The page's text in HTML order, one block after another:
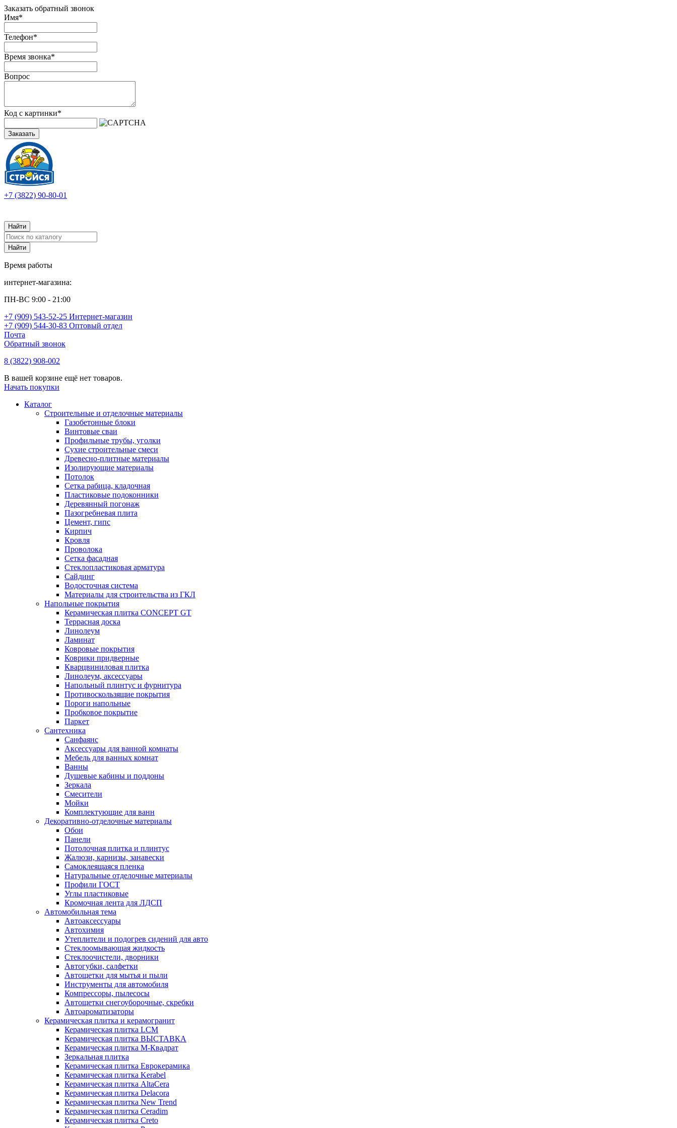
Заказать обратный звонок
Имя*
Телефон*
Время звонка*
Вопрос
Код с картинки*
Заказать
+7 (3822) 90-80-01
Время работы
интернет-магазина:
ПН-ВС 9:00 - 21:00
+7 (909) 543-52-25 Интернет-магазин
+7 (909) 544-30-83 Оптовый отдел
Почта
Обратный звонок
8 (3822) 908-002
В вашей корзине ещё нет товаров.
Начать покупки
Каталог
Строительные и отделочные материалы
Газобетонные блоки
Винтовые сваи
Профильные трубы, уголки
Сухие строительные смеси
Древесно-плитные материалы
Изолирующие материалы
Потолок
Сетка рабица, кладочная
Пластиковые подоконники
Деревянный погонаж
Пазогребневая плита
Цемент, гипс
Кирпич
Кровля
Проволока
Сетка фасадная
Стеклопластиковая арматура
Сайдинг
Водосточная система
Материалы для строительства из ГКЛ
Напольные покрытия
Керамическая плитка CONCEPT GT
Террасная доска
Линолеум
Ламинат
Ковровые покрытия
Коврики придверные
Кварцвиниловая плитка
Линолеум, аксессуары
Напольный плинтус и фурнитура
Противоскользящие покрытия
Пороги напольные
Пробковое покрытие
Паркет
Сантехника
Санфаянс
Аксессуары для ванной комнаты
Мебель для ванных комнат
Ванны
Душевые кабины и поддоны
Зеркала
Смесители
Мойки
Комплектующие для ванн
Декоративно-отделочные материалы
Обои
Панели
Потолочная плитка и плинтус
Жалюзи, карнизы, занавески
Самоклеящаяся пленка
Натуральные отделочные материалы
Профили ГОСТ
Углы пластиковые
Кромочная лента для ЛДСП
Автомобильная тема
Автоаксессуары
Автохимия
Утеплители и подогрев сидений для авто
Стеклоомывающая жидкость
Стеклоочистели, дворники
Автогубки, салфетки
Автощетки для мытья и пыли
Инструменты для автомобиля
Компрессоры, пылесосы
Автощетки снегоуборочные, скребки
Автоароматизаторы
Керамическая плитка и керамогранит
Керамическая плитка LCM
Керамическая плитка ВЫСТАВКА
Керамическая плитка М-Квадрат
Зеркальная плитка
Керамическая плитка Еврокерамика
Керамическая плитка Kerabel
Керамическая плитка AltaCera
Керамическая плитка Delacora
Керамическая плитка New Trend
Керамическая плитка Ceradim
Керамическая плитка Creto